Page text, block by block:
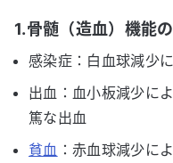
1.骨髄（造血）機能
感染症：白血球減少
出血：血小板減少に
篤な出血
貧血 ：赤血球減少に